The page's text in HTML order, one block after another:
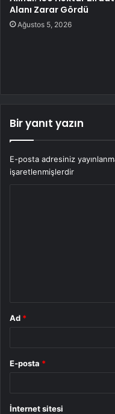
Alanı Zarar Gördü
Ağustos 5, 2026
Bir yanıt yazın
E-posta adresiniz
işaretlenmişlerdir
Ad *
E-posta *
İnternet sitesi